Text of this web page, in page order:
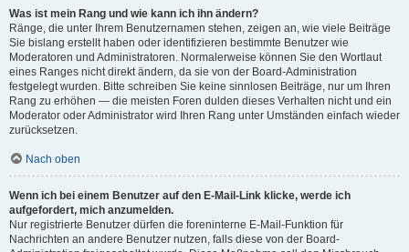
Was ist mein Rang und wie kann ich ihn ändern?
Ränge, die unter Ihrem Benutzernamen stehen, zeigen an, wie viele Beiträge
Sie bislang erstellt haben oder identifizieren bestimmte Benutzer wie
Moderatoren und Administratoren. Normalerweise können Sie den Wortlaut
eines Ranges nicht direkt ändern, da sie von der Board-Administration
festgelegt wurden. Bitte schreiben Sie keine sinnlosen Beiträge, nur um Ihren
Rang zu erhöhen — die meisten Foren dulden dieses Verhalten nicht und ein
Moderator oder Administrator wird Ihren Rang unter Umständen einfach wieder
zurücksetzen.
Nach oben
Wenn ich bei einem Benutzer auf den E-Mail-Link klicke, werde ich
aufgefordert, mich anzumelden.
Nur registrierte Benutzer dürfen die foreninterne E-Mail-Funktion für
Nachrichten an andere Benutzer nutzen, falls diese von der Board-